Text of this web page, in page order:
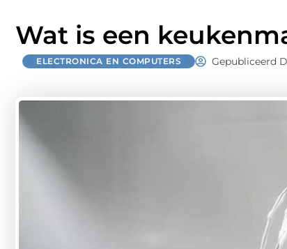
Wat is een
ELECTRONICA EN COMPUTERS Gepubliceerd